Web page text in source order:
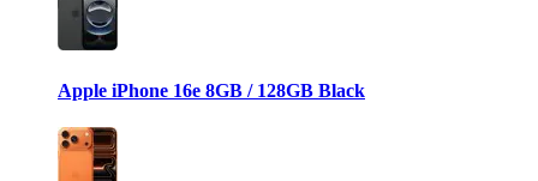
Apple iPhone 16e 8GB / 128GB Black